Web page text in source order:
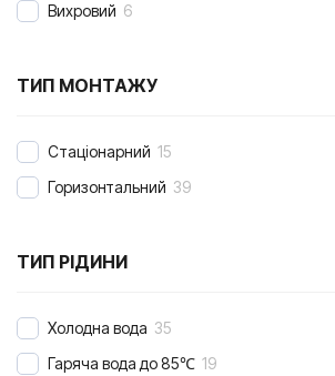
Вихровий 6
ТИП МОНТАЖУ
Стаціонарний 15
Горизонтальний 39
ТИП РІДИНИ
Холодна вода 35
Гаряча вода до 85℃ 19